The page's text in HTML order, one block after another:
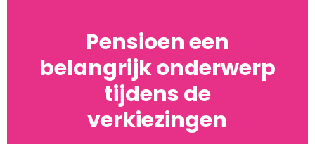
Pensioen een
belangrijk onderwerp
tijdens de
verkiezingen